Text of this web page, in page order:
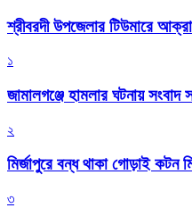
শ্রীবরদী উপজেলার টিউমারে
১
জামালগঞ্জে হামলার ঘটনায় সংবাদ
২
মির্জাপুরে বন্ধ থাকা গোড়াই কটন
৩